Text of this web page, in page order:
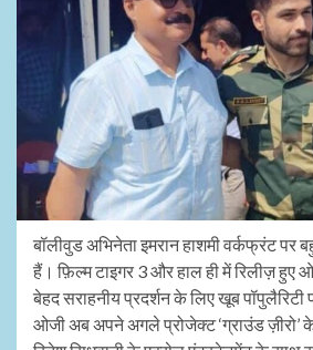
बॉलीवुड अभिनेता इमरान हाशमी वर्कफ्रंट पर
हैं। फ़िल्म टाइगर 3 और हाल ही में रिलीज़ हुए
बेहद सराहनीय प्रदर्शन के लिए खूब पॉपुलैरिटी
ओजी अब अपने अगले प्रोजेक्ट ‘ग्राउंड